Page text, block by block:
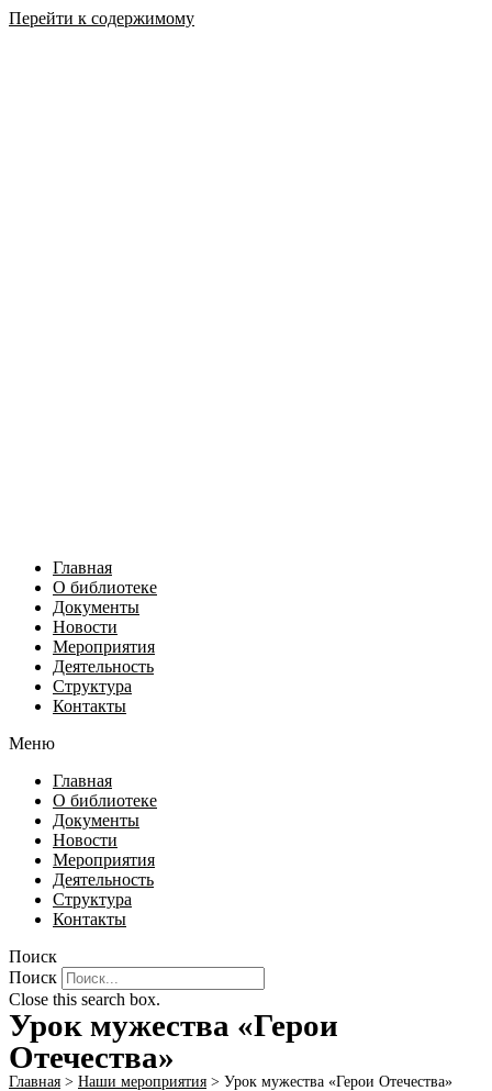
Перейти к содержимому
Главная
О библиотеке
Документы
Новости
Мероприятия
Деятельность
Структура
Контакты
Меню
Главная
О библиотеке
Документы
Новости
Мероприятия
Деятельность
Структура
Контакты
Поиск
Поиск
Close this search box.
Урок мужества «Герои
Отечества»
Главная > Наши мероприятия > Урок мужества «Герои Отечества»